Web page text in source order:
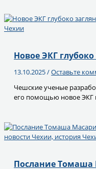
Новое ЭКГ
13.10.2025/Оставьте
Чешские ученые
его помощью новое ЭКГ
Послание